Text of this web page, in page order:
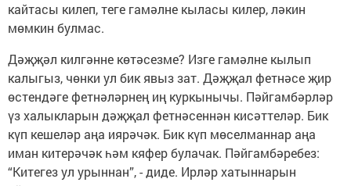
кайтасы килеп, теге гамәлне кыласы килер, ләкин
мөмкин булмас.
Дәҗҗәл килгәнне көтәсезме? Изге гамәлне кылып
калыгыз, чөнки ул бик явыз зат. Дәҗҗал фетнәсе җир
өстендәге фетнәләрнең иң куркынычы. Пәйгамбәрләр
үз халыкларын дәҗҗал фетнәсеннән кисәттеләр. Бик
күп кешеләр аңа иярәчәк. Бик күп мөселманнар аңа
иман китерәчәк һәм кяфер булачак. Пәйгамбәребез:
“Китегез ул урыннан”, - диде. Ирләр хатыннарын